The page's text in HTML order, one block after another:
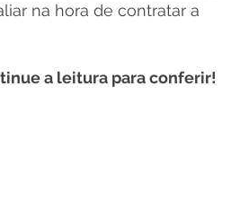
na hora de contratar a
a leitura para conferir!